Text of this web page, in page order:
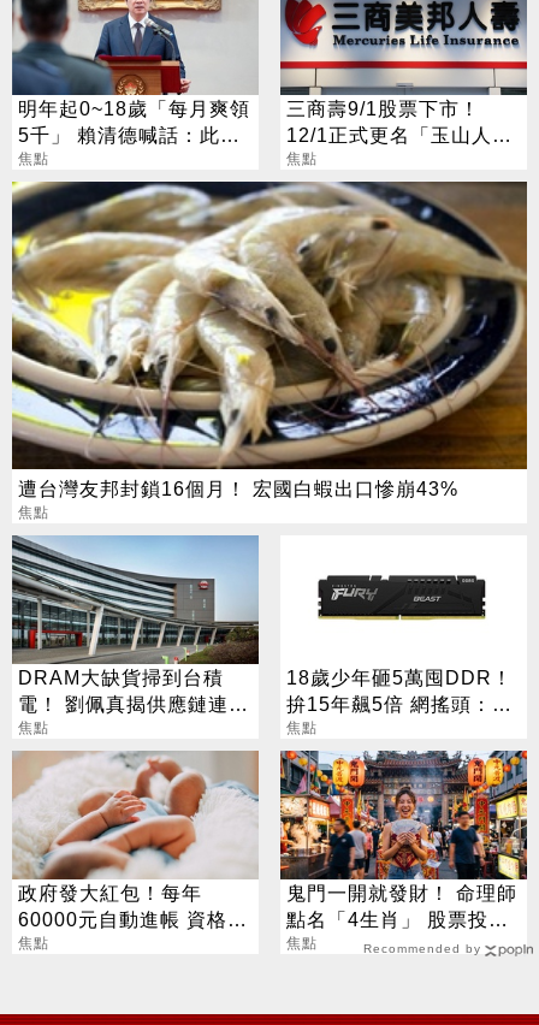
明年起0~18歲「每月爽領
5千」 賴清德喊話：此時
不生待何時
焦點
三商壽9/1股票下市！
12/1正式更名「玉山人
壽」
焦點
遭台灣友邦封鎖16個月！ 宏國白蝦出口慘崩43%
焦點
DRAM大缺貨掃到台積
電！ 劉佩真揭供應鏈連鎖
效應
焦點
18歲少年砸5萬囤DDR！
拚15年飆5倍 網搖頭：會
報廢
焦點
政府發大紅包！每年
60000元自動進帳 資格一
次看
焦點
鬼門一開就發財！ 命理師
點名「4生肖」 股票投資
大翻身
焦點 Recommended by